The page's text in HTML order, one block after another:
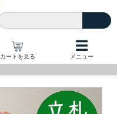
カートを見る
☰
メニュー